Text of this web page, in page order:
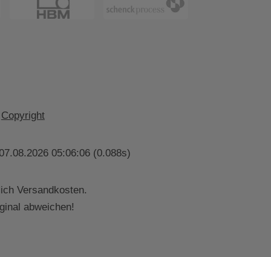
Copyright
05:06:06 (0.088s)
Versandkosten.
abweichen!